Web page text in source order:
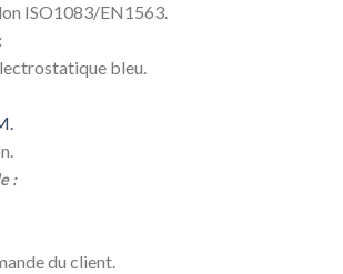
ISO1083/EN1563.
bleu.
:
du client.